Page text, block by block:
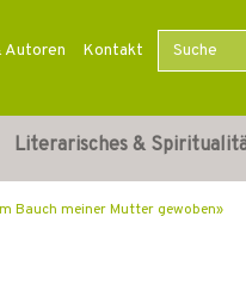
Autoren Kontakt
Literarisches &
Bauch meiner Mutter gewoben»